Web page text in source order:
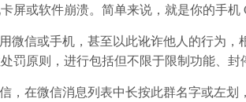
屏或软件崩溃。简单来说，就是你的手机
信或手机，甚至以此讹诈他人的行为，
罚原则，进行包括但不限于限制功能、封
在微信消息列表中长按此群名字或左划